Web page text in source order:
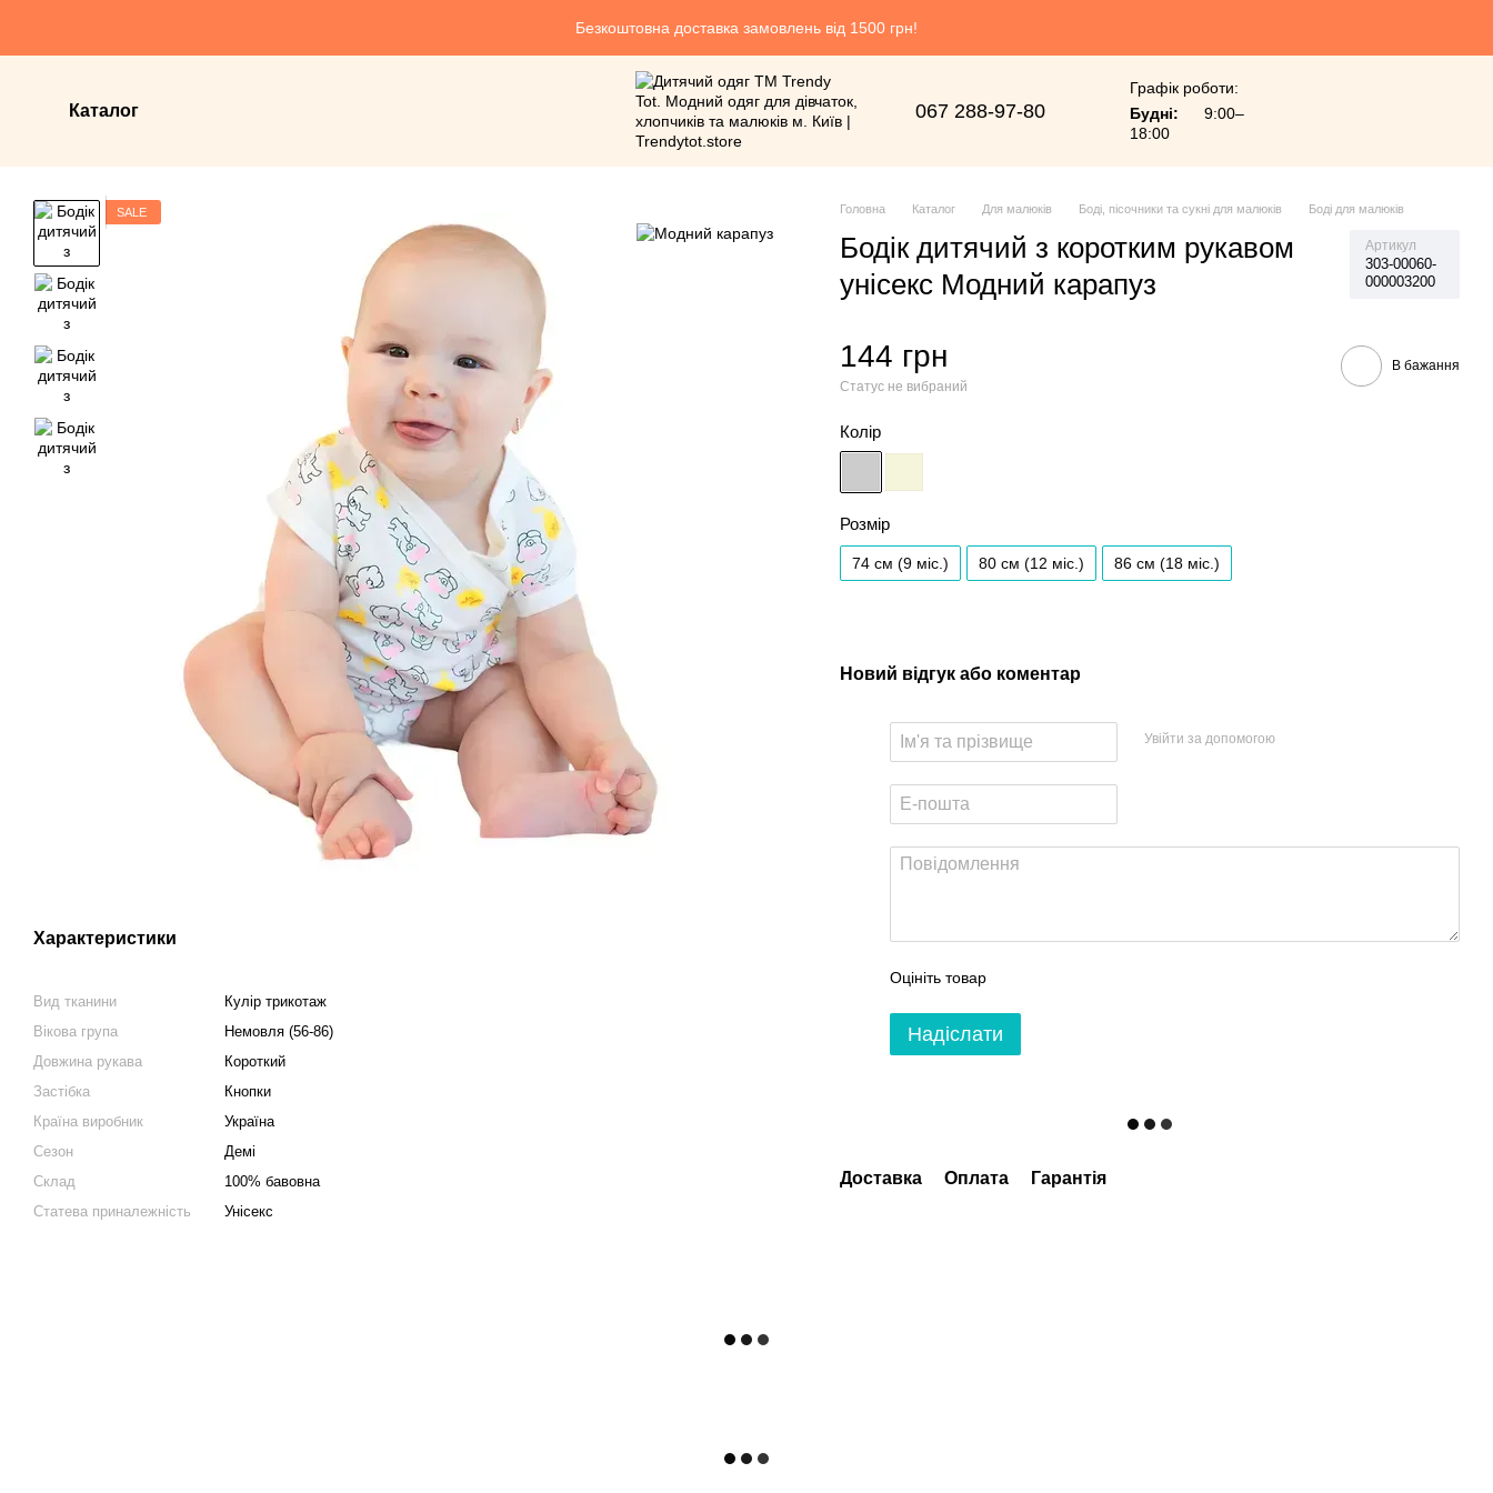
Безкоштовна доставка замовлень від 1500 грн!
Каталог 067 288-97-80
Графік роботи:
Будні:
9:00–
18:00
SALE
Характеристики
Вид тканини
Кулір трикотаж
Вікова група
Немовля (56-86)
Довжина рукава
Короткий
Застібка
Кнопки
Країна виробник
Україна
Сезон
Демі
Склад
100% бавовна
Статева приналежність
Унісекс
Головна Каталог Для малюків Боді, пісочники та сукні для малюків Боді для малюків
Бодік дитячий з коротким рукавом
унісекс Модний карапуз
Артикул
303-00060-
000003200
144 грн
Статус не вибраний
В бажання
Колір
Розмір
74 см (9 мiс.) 80 см (12 мiс.) 86 см (18 мiс.)
Новий відгук або коментар
Увійти за допомогою
Оцініть товар
Надіслати
Доставка Оплата Гарантія